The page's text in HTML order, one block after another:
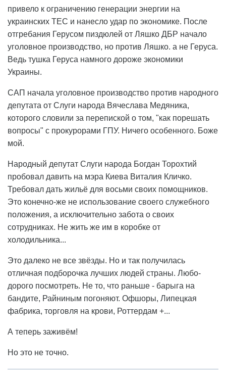
привело к ограничению генерации энергии на
украинских ТЕС и нанесло удар по экономике. После
отгребания Герусом пиздюлей от Ляшко ДБР начало
уголовное производство, но против Ляшко. а не Геруса.
Ведь тушка Геруса намного дороже экономики
Украины.
САП начала уголовное производство против народного
депутата от Слуги народа Вячеслава Медяника,
которого словили за перепиской о том, "как порешать
вопросы" с прокурорами ГПУ. Ничего особенного. Боже
мой.
Народный депутат Слуги народа Богдан Торохтий
пробовал давить на мэра Киева Виталия Кличко.
Требовал дать жильё для восьми своих помощников.
Это конечно-же не использование своего служебного
положения, а исключительно забота о своих
сотрудниках. Не жить же им в коробке от
холодильника...
Это далеко не все звёзды. Но и так получилась
отличная подборочка лучших людей страны. Любо-
дорого посмотреть. Не то, что раньше - барыга на
бандите, Райниным погоняют. Офшоры, Липецкая
фабрика, торговля на крови, Роттердам +...
А теперь заживём!
Но это не точно.